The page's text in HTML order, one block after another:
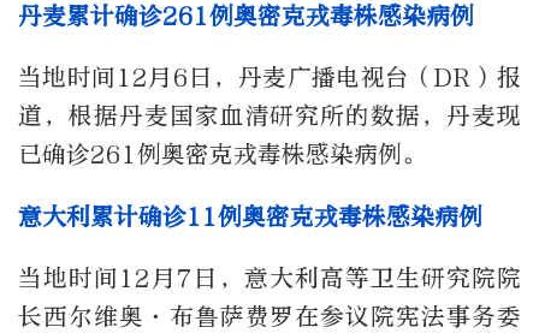
丹麦累计确诊261例奥密克戎毒株感染病例
当地时间12月6日，丹麦广播电视台（DR）报
道，根据丹麦国家血清研究所的数据，丹麦现
已确诊261例奥密克戎毒株感染病例。
意大利累计确诊11例奥密克戎毒株感染病例
当地时间12月7日，意大利高等卫生研究院院
长西尔维奥·布鲁萨费罗在参议院宪法事务委